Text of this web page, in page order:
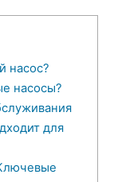
насос?
насосы?
для